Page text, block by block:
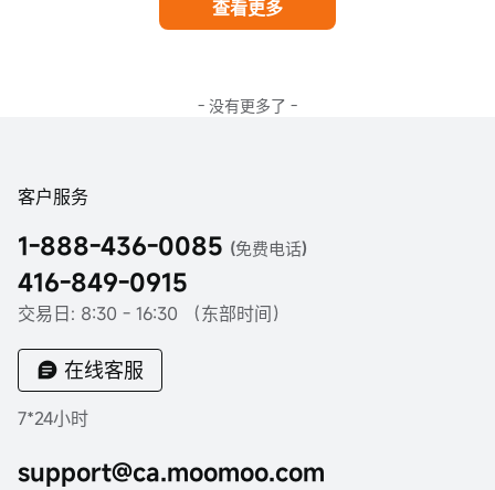
查看更多
- 没有更多了 -
客户服务
1-888-436-0085 (免费电话)
416-849-0915
交易日: 8:30 - 16:30 （东部时间）
在线客服
7*24小时
support@ca.moomoo.com